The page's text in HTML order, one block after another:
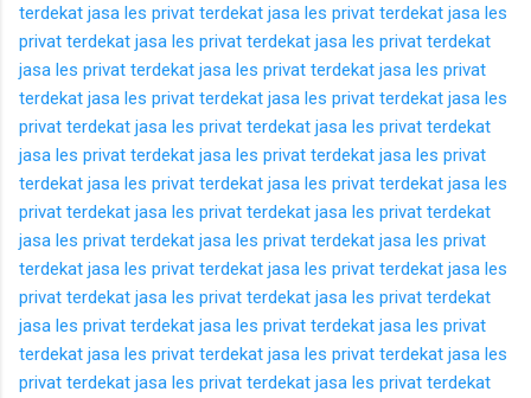
terdekat jasa les privat terdekat jasa les privat terdekat jasa les
privat terdekat jasa les privat terdekat jasa les privat terdekat
jasa les privat terdekat jasa les privat terdekat jasa les privat
terdekat jasa les privat terdekat jasa les privat terdekat jasa les
privat terdekat jasa les privat terdekat jasa les privat terdekat
jasa les privat terdekat jasa les privat terdekat jasa les privat
terdekat jasa les privat terdekat jasa les privat terdekat jasa les
privat terdekat jasa les privat terdekat jasa les privat terdekat
jasa les privat terdekat jasa les privat terdekat jasa les privat
terdekat jasa les privat terdekat jasa les privat terdekat jasa les
privat terdekat jasa les privat terdekat jasa les privat terdekat
jasa les privat terdekat jasa les privat terdekat jasa les privat
terdekat jasa les privat terdekat jasa les privat terdekat jasa les
privat terdekat jasa les privat terdekat jasa les privat terdekat